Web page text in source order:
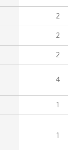
2
2
2
4
1
1